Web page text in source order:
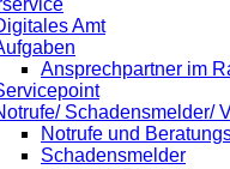
Amt
Ansprechpartner im
Schadensmelder/
Notrufe und
Schadensmelder